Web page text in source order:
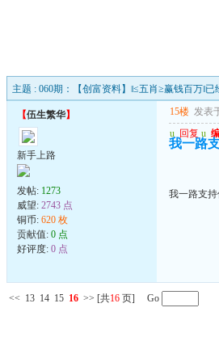
主题 : 060期：【创富资料】‖≤五肖≥赢钱百万‖已
【伍生繁华】
新手上路
发帖: 1273
威望: 2743 点
铜币: 620 枚
贡献值: 0 点
好评度: 0 点
15楼 发表
u 回复 u
我一路
我一路支持
<< 13 14 15 16 >> [共16 页] Go